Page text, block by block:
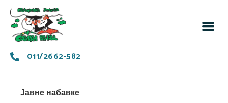
011/2662-582
Јавне набавке